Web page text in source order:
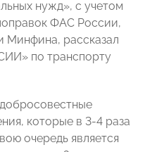
нужд», с учетом
ФАС России,
Минфина, рассказал
по транспорту
которые в 3-4 раза
очередь является